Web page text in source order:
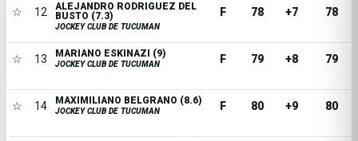
☆ 12
ALEJANDRO RODRIGUEZ DEL
BUSTO (7.3)
JOCKEY CLUB DE TUCUMAN
F 78 +7 78
☆ 13 MARIANO ESKINAZI (9)
JOCKEY CLUB DE TUCUMAN F 79 +8 79
☆ 14 MAXIMILIANO BELGRANO (8.6)
JOCKEY CLUB DE TUCUMAN F 80 +9 80